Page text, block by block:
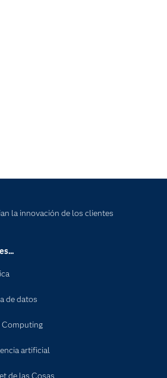
la innovación de los clientes
de datos
artificial
de las Cosas